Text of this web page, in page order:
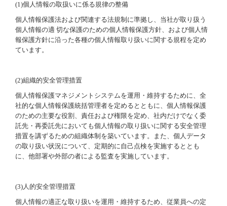
(1)個人情報の取扱いに係る規律の整備
個人情報保護法および関連する法規制に準拠し、当社が取り扱う
個人情報の適 切な保護のための個人情報保護方針、および個人情
報保護方針に沿った各種の個人情報取り扱いに関する規程を定め
ています。
(2)組織的安全管理措置
個人情報保護マネジメントシステムを運用・維持するために、全
社的な個人情報保護統括管理者を定めるとともに、個人情報保護
のための主要な役割、責任および権限を定め、社内だけでなく委
託先・再委託先においても個人情報の取り扱いに関する安全管理
措置を講ずるための組織体制を築いています。また、個人データ
の取り扱い状況について、定期的に自己点検を実施するととも
に、他部署や外部の者による監査を実施しています。
(3)人的安全管理措置
個人情報の適正な取り扱いを運用・維持するため、従業員への定